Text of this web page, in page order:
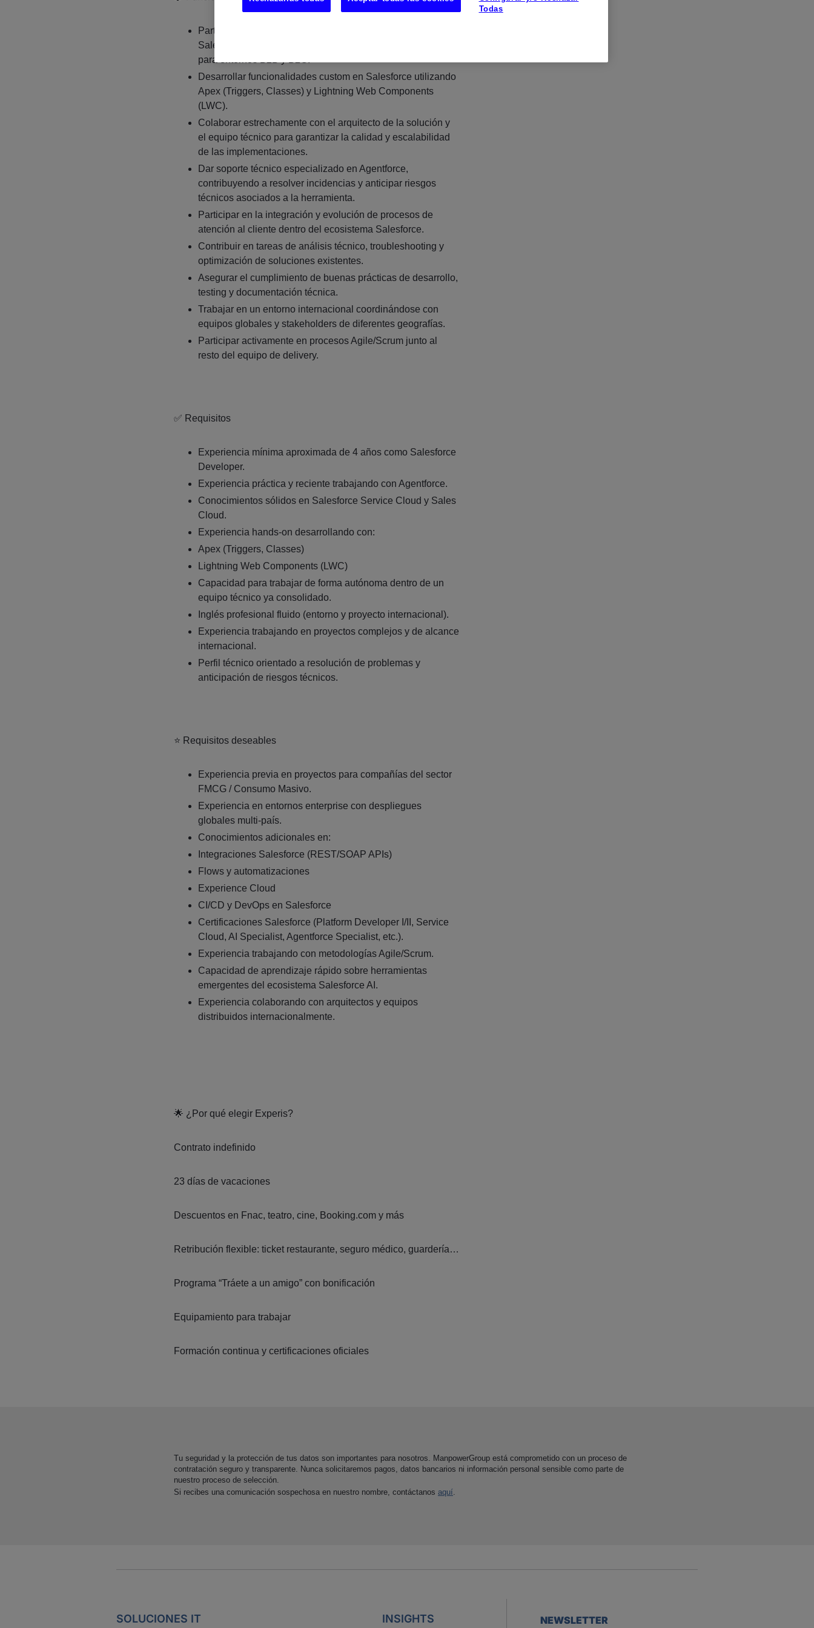
Participar en el desarrollo e implementación de soluciones
Salesforce dentro de proyectos globales de Service Cloud
para entornos B2B y B2C.
Desarrollar funcionalidades custom en Salesforce utilizando
Apex (Triggers, Classes) y Lightning Web Components
(LWC).
Colaborar estrechamente con el arquitecto de la solución y
el equipo técnico para garantizar la calidad y escalabilidad
de las implementaciones.
Dar soporte técnico especializado en Agentforce,
contribuyendo a resolver incidencias y anticipar riesgos
técnicos asociados a la herramienta.
Participar en la integración y evolución de procesos de
atención al cliente dentro del ecosistema Salesforce.
Contribuir en tareas de análisis técnico, troubleshooting y
optimización de soluciones existentes.
Asegurar el cumplimiento de buenas prácticas de desarrollo,
testing y documentación técnica.
Trabajar en un entorno internacional coordinándose con
equipos globales y stakeholders de diferentes geografías.
Participar activamente en procesos Agile/Scrum junto al
resto del equipo de delivery.
✅ Requisitos
Experiencia mínima aproximada de 4 años como Salesforce
Developer.
Experiencia práctica y reciente trabajando con Agentforce.
Conocimientos sólidos en Salesforce Service Cloud y Sales
Cloud.
Experiencia hands-on desarrollando con:
Apex (Triggers, Classes)
Lightning Web Components (LWC)
Capacidad para trabajar de forma autónoma dentro de un
equipo técnico ya consolidado.
Inglés profesional fluido (entorno y proyecto internacional).
Experiencia trabajando en proyectos complejos y de alcance
internacional.
Perfil técnico orientado a resolución de problemas y
anticipación de riesgos técnicos.
⭐ Requisitos deseables
Experiencia previa en proyectos para compañías del sector
FMCG / Consumo Masivo.
Experiencia en entornos enterprise con despliegues
globales multi-país.
Conocimientos adicionales en:
Integraciones Salesforce (REST/SOAP APIs)
Flows y automatizaciones
Experience Cloud
CI/CD y DevOps en Salesforce
Certificaciones Salesforce (Platform Developer I/II, Service
Cloud, AI Specialist, Agentforce Specialist, etc.).
Experiencia trabajando con metodologías Agile/Scrum.
Capacidad de aprendizaje rápido sobre herramientas
emergentes del ecosistema Salesforce AI.
Experiencia colaborando con arquitectos y equipos
distribuidos internacionalmente.
🌟 ¿Por qué elegir Experis?
Contrato indefinido
23 días de vacaciones
Descuentos en Fnac, teatro, cine, Booking.com y más
Retribución flexible: ticket restaurante, seguro médico, guardería…
Programa “Tráete a un amigo” con bonificación
Equipamiento para trabajar
Formación continua y certificaciones oficiales
Tu seguridad y la protección de tus datos son importantes para nosotros. ManpowerGroup está comprometido con un proceso de
contratación seguro y transparente. Nunca solicitaremos pagos, datos bancarios ni información personal sensible como parte de
nuestro proceso de selección.
Si recibes una comunicación sospechosa en nuestro nombre, contáctanos aquí.
SOLUCIONES IT INSIGHTS NEWSLETTER
Todas